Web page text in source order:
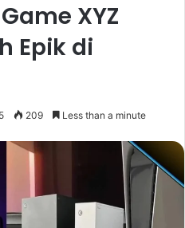
XYZ
Epik di
209 Less than a minute